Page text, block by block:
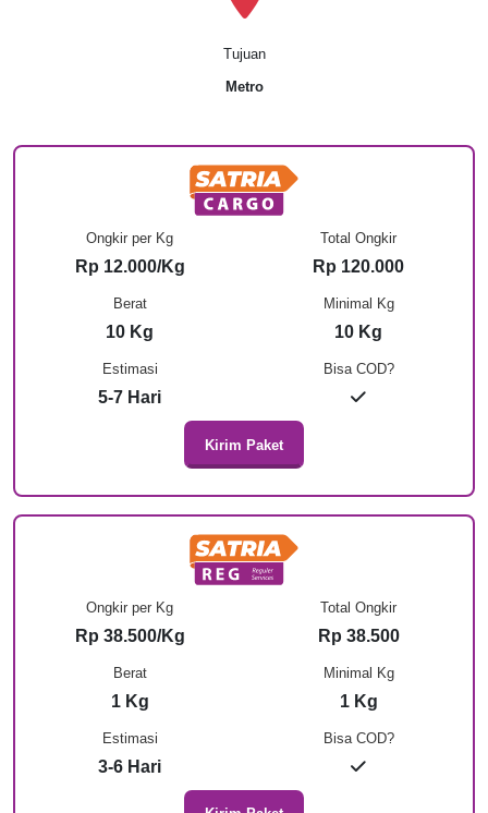
Tujuan
Metro
Bisa COD?
Ongkir per Kg
Rp 12.000/Kg
Total Ongkir
Rp 120.000
Berat
10 Kg
Minimal Kg
10 Kg
Estimasi
5-7 Hari
Kirim Paket
Bisa COD?
Ongkir per Kg
Rp 38.500/Kg
Total Ongkir
Rp 38.500
Berat
1 Kg
Minimal Kg
1 Kg
Estimasi
3-6 Hari